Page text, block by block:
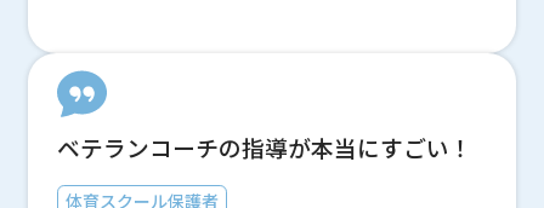
ベテランコーチの指導が本当にすごい！
体育スクール保護者